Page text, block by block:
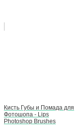
Кисть Губы и Помада для
Фотошопа - Lips
Photoshop Brushes